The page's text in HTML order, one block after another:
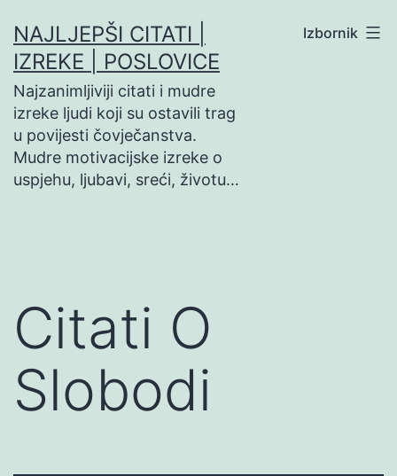
na
sadržaj
NAJLJEPŠI CITATI |
IZREKE | POSLOVICE
Najzanimljiviji citati i mudre
izreke ljudi koji su ostavili trag
u povijesti čovječanstva.
Mudre motivacijske izreke o
uspjehu, ljubavi, sreći, životu…
Izbornik
Citati O
Slobodi